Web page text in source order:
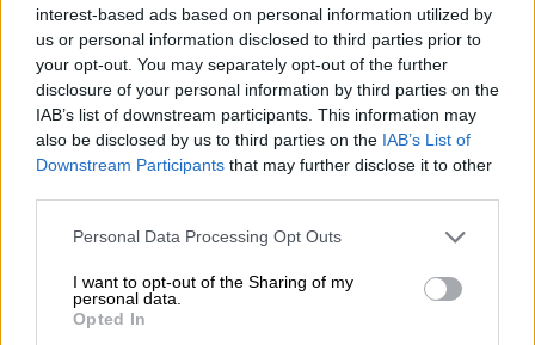
interest-based ads based on personal information utilized by
us or personal information disclosed to third parties prior to
your opt-out. You may separately opt-out of the further
disclosure of your personal information by third parties on the
IAB’s list of downstream participants. This information may
also be disclosed by us to third parties on the IAB’s List of
Downstream Participants that may further disclose it to other
Please note that this website/app uses one or more Google
not limited to your visit or usage behaviour. You may click to
grant or deny consent to Google and its third-party tags to
use your data for below specified purposes in below Google
Personal Data Processing Opt Outs
I want to opt-out of the Sharing of my
personal data.
Opted In
Streamer γέννησε live στο Twitch: 29.000
θεατές παρακολούθησαν τον τοκετό
Η δημοφιλής streamer Fandy μετέδωσε σε
πραγματικό χρόνο τη γέννηση του παιδιού
της, προκαλώντας έκπληξη και συζητήσεις
για τα όρια της online έκθεσης